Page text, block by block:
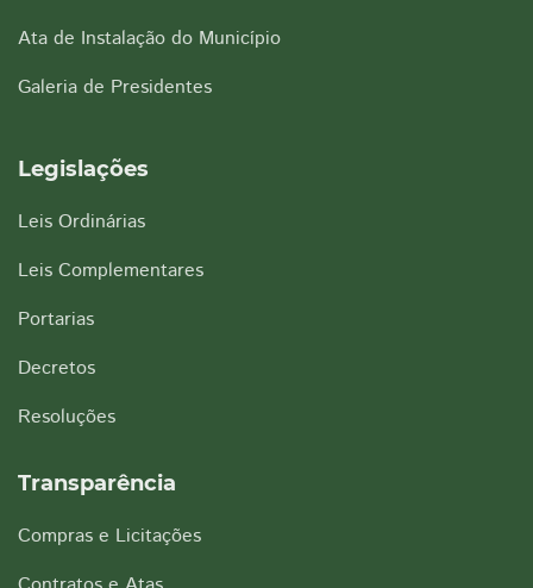
Ata de Instalação do Município
Galeria de Presidentes
Legislações
Leis Ordinárias
Leis Complementares
Portarias
Decretos
Resoluções
Transparência
Compras e Licitações